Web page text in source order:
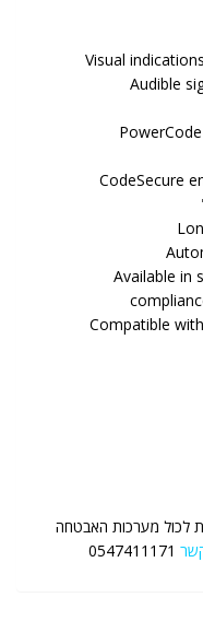
Visual
Audible
CodeSecure
Available in
Compatible
לכול מערכות האבטחה